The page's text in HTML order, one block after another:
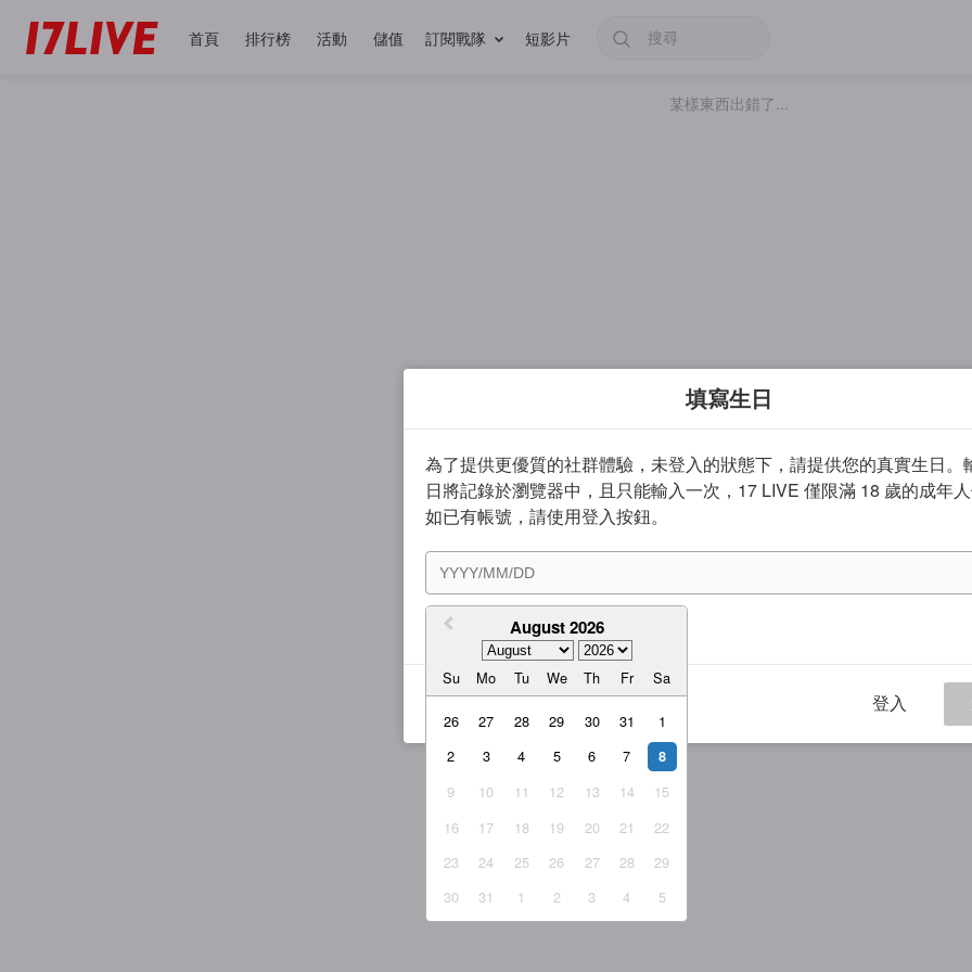
首頁 排行榜 活動 儲值 訂閱戰隊 短影片
某樣東西出錯了...
填寫生日
為了提供更優質的社群體驗，未登入的狀態下，請提供您的真實生日。
日將記錄於瀏覽器中，且只能輸入一次，17 LIVE 僅限滿 18 歲的成年人
如已有帳號，請使用登入按鈕。
August 2026
Su Mo Tu We Th Fr Sa
26 27 28 29 30 31
1
2
3 4 5 6 7 8
9 10 11 12 13 14
15
16
17 18 19 20 21
22
23
24 25 26 27 28
29
30
31 1 2 3 4 5
我同意 服務條款與隱私權政策
登入